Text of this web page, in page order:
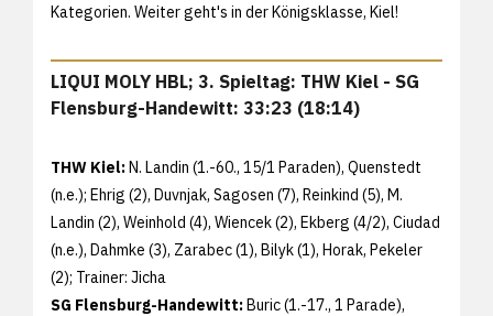
Kategorien. Weiter geht's in der Königsklasse, Kiel!
LIQUI MOLY HBL; 3. Spieltag: THW Kiel - SG
Flensburg-Handewitt: 33:23 (18:14)
THW Kiel:N. Landin (1.-60., 15/1 Paraden), Quenstedt
(n.e.); Ehrig (2), Duvnjak, Sagosen (7), Reinkind (5), M.
Landin (2), Weinhold (4), Wiencek (2), Ekberg (4/2), Ciudad
(n.e.), Dahmke (3), Zarabec (1), Bilyk (1), Horak, Pekeler
(2); Trainer: Jicha
SG Flensburg-Handewitt:Buric (1.-17., 1 Parade),